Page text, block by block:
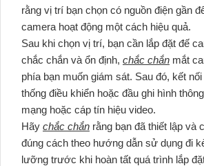
rằng vị trí bạn chọn có nguồn điện gần
camera hoạt động một cách hiệu quả.
Sau khi chọn vị trí, bạn cần lắp đặt đế
chắc chắn và ổn định, chắc chắn mắt
phía bạn muốn giám sát. Sau đó, kết
thống điều khiển hoặc đầu ghi hình
mạng hoặc cáp tín hiệu video.
Hãy chắc chắn rằng bạn đã thiết lập và
đúng cách theo hướng dẫn sử dụng đi
lưỡng trước khi hoàn tất quá trình lắp